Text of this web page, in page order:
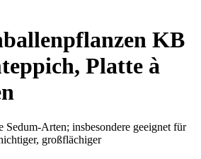
KB
Platte à
Arten; insbesondere geeignet für
großflächiger